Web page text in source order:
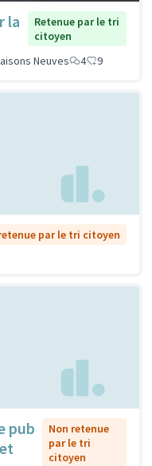
la
Retenue par le tri
citoyen
Neuves
4 9
par le tri citoyen
pub
Non retenue
par le tri
citoyen